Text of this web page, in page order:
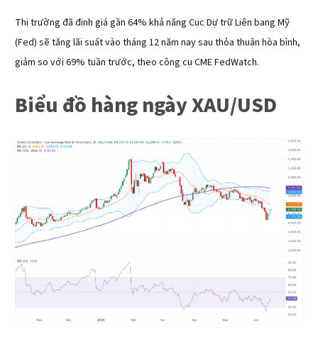
Thị trường đã định giá gần 64% khả năng Cục Dự trữ Liên bang Mỹ
(Fed) sẽ tăng lãi suất vào tháng 12 năm nay sau thỏa thuận hòa bình,
giảm so với 69% tuần trước, theo công cụ CME FedWatch.
Biểu đồ hàng ngày XAU/USD